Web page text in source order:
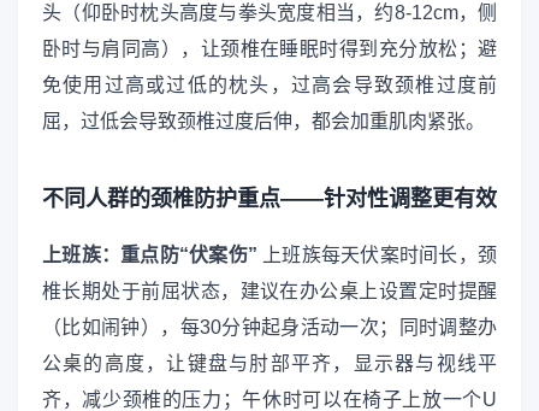
头（仰卧时枕头高度与拳头宽度相当，约8-12cm，侧
卧时与肩同高），让颈椎在睡眠时得到充分放松；避
免使用过高或过低的枕头，过高会导致颈椎过度前
屈，过低会导致颈椎过度后伸，都会加重肌肉紧张。
不同人群的颈椎防护重点——针对性调整更有效
上班族：重点防“伏案伤” 上班族每天伏案时间长，颈
椎长期处于前屈状态，建议在办公桌上设置定时提醒
（比如闹钟），每30分钟起身活动一次；同时调整办
公桌的高度，让键盘与肘部平齐，显示器与视线平
齐，减少颈椎的压力；午休时可以在椅子上放一个U